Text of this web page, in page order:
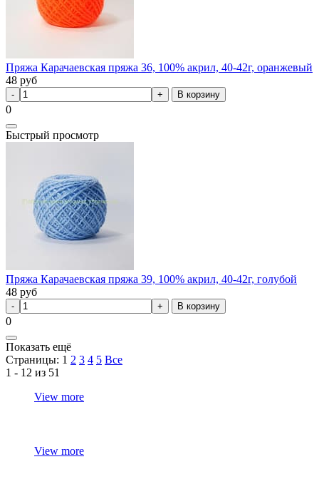
Пряжа Карачаевская пряжа 36, 100% акрил, 40-42г, оранжевый
48 руб
В корзину
0
Быстрый просмотр
Пряжа Карачаевская пряжа 39, 100% акрил, 40-42г, голубой
48 руб
В корзину
0
Показать ещё
Страницы: 1 2 3 4 5 Все
1 - 12 из 51
View more
View more